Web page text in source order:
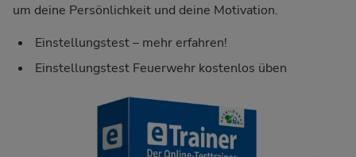
um deine Persönlichkeit und deine Motivation.
Einstellungstest – mehr erfahren!
Einstellungstest Feuerwehr kostenlos üben